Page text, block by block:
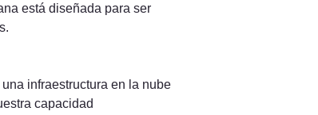
debe estar configurada correctamente. Dado que nuestra infraestructura sudafricana está diseñada para ser
infraestructura en la nube
capacidad